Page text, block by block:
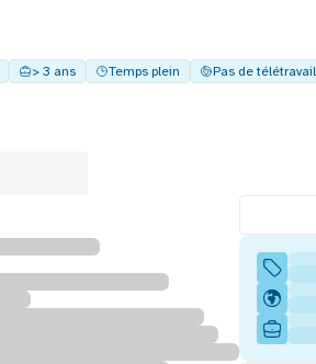
> 3 ans Temps plein Pas de télétravail